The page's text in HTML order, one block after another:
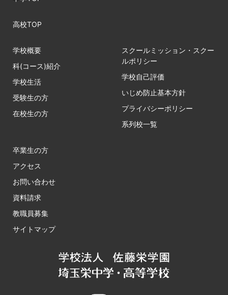
高校TOP
学校概要
科(コース)紹介
学校生活
受験生の方
在校生の方
スクールミッション・スクー
ルポリシー
学校自己評価
いじめ防止基本方針
プライバシーポリシー
系列校一覧
卒業生の方
アクセス
お問い合わせ
資料請求
教職員募集
サイトマップ